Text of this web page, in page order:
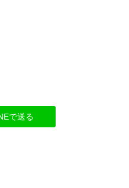
で送る